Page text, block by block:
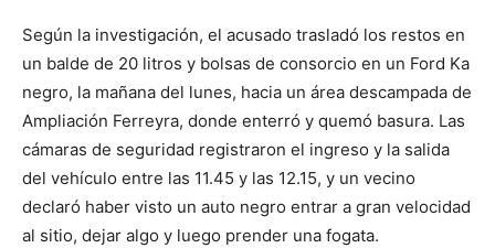
Según la investigación, el acusado trasladó los restos en
un balde de 20 litros y bolsas de consorcio en un Ford Ka
negro, la mañana del lunes, hacia un área descampada de
Ampliación Ferreyra, donde enterró y quemó basura. Las
cámaras de seguridad registraron el ingreso y la salida
del vehículo entre las 11.45 y las 12.15, y un vecino
declaró haber visto un auto negro entrar a gran velocidad
al sitio, dejar algo y luego prender una fogata.